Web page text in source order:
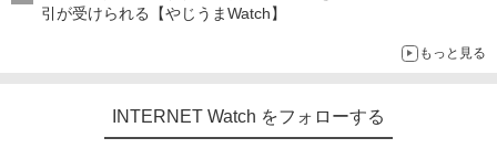
引が受けられる【やじうまWatch】
もっと見る
INTERNET Watch をフォローする